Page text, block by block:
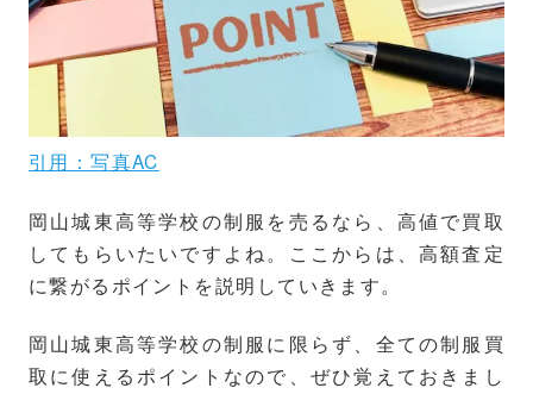
引用：写真AC
岡山城東高等学校の制服を売るなら、高値で買取
してもらいたいですよね。ここからは、高額査定
に繋がるポイントを説明していきます。
岡山城東高等学校の制服に限らず、全ての制服買
取に使えるポイントなので、ぜひ覚えておきまし